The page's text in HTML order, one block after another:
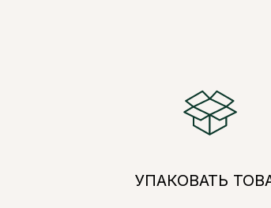
УПАКОВАТЬ